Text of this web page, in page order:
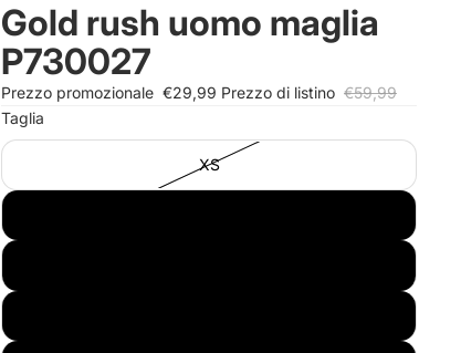
Gold rush uomo maglia
P730027
Prezzo promozionale €29,99 Prezzo di listino €59,99
Taglia
XS